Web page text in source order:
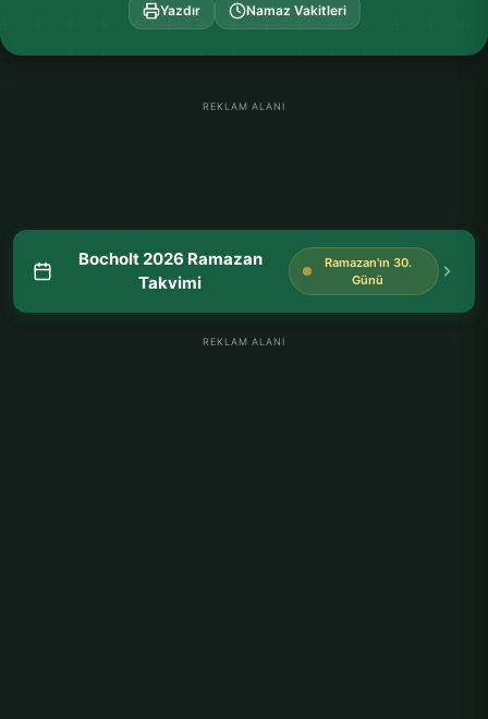
Yazdır Namaz Vakitleri
REKLAM ALANI
Bocholt 2026 Ramazan
Takvimi
Ramazan'ın 30.
Günü
REKLAM ALANI